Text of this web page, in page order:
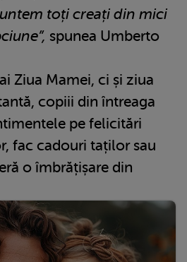
toți creați din mici
spunea Umberto
Ziua Mamei, ci și ziua
copiii din întreaga
pe felicitări
fac cadouri taților sau
o îmbrățișare din